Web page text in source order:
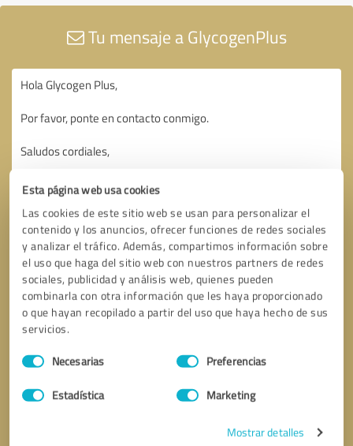
Esta página web usa cookies
Las cookies de este sitio web se usan para personalizar el
contenido y los anuncios, ofrecer funciones de redes sociales
y analizar el tráfico. Además, compartimos información sobre
el uso que haga del sitio web con nuestros partners de redes
sociales, publicidad y análisis web, quienes pueden
combinarla con otra información que les haya proporcionado
o que hayan recopilado a partir del uso que haya hecho de sus
servicios.
Selección
de
Necesarias Preferencias
Estadística Marketing
Mostrar detalles
Tu mensaje a GlycogenPlus
Solicitar una llamada * campos obligatorios